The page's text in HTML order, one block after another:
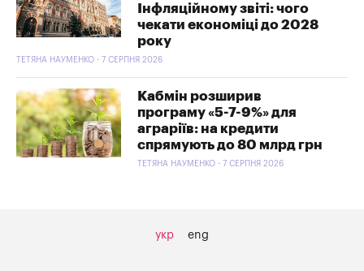
Інфляційному звіті: чого
чекати економіці до 2028
року
ТЕТЯНА НАУМЕНКО - 7 СЕРПНЯ 2026
Кабмін розширив
програму «5-7-9%» для
аграріїв: на кредити
спрямують до 80 млрд грн
ТЕТЯНА НАУМЕНКО - 7 СЕРПНЯ 2026
укр eng